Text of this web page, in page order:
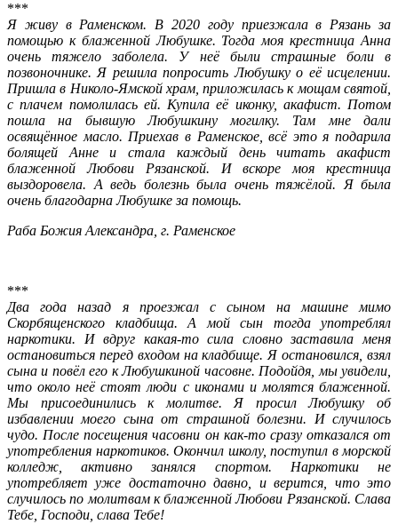
***
Я живу в Раменском. В 2020 году приезжала в Рязань за
помощью к блаженной Любушке. Тогда моя крестница Анна
очень тяжело заболела. У неё были страшные боли в
позвоночнике. Я решила попросить Любушку о её исцелении.
Пришла в Николо-Ямской храм, приложилась к мощам святой,
с плачем помолилась ей. Купила её иконку, акафист. Потом
пошла на бывшую Любушкину могилку. Там мне дали
освящённое масло. Приехав в Раменское, всё это я подарила
болящей Анне и стала каждый день читать акафист
блаженной Любови Рязанской. И вскоре моя крестница
выздоровела. А ведь болезнь была очень тяжёлой. Я была
очень благодарна Любушке за помощь.
Раба Божия Александра, г. Раменское
***
Два года назад я проезжал с сыном на машине мимо
Скорбященского кладбища. А мой сын тогда употреблял
наркотики. И вдруг какая-то сила словно заставила меня
остановиться перед входом на кладбище. Я остановился, взял
сына и повёл его к Любушкиной часовне. Подойдя, мы увидели,
что около неё стоят люди с иконами и молятся блаженной.
Мы присоединились к молитве. Я просил Любушку об
избавлении моего сына от страшной болезни. И случилось
чудо. После посещения часовни он как-то сразу отказался от
употребления наркотиков. Окончил школу, поступил в морской
колледж, активно занялся спортом. Наркотики не
употребляет уже достаточно давно, и верится, что это
случилось по молитвам к блаженной Любови Рязанской. Слава
Тебе, Господи, слава Тебе!